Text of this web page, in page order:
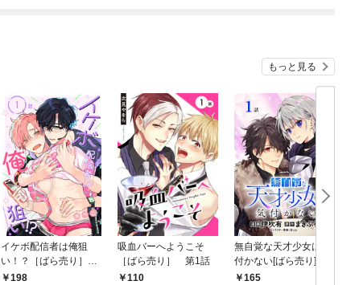
もっと見る
イケボ配信者は俺狙
い！？［ばら売り］
第1話
198
吸血バーへようこそ
［ばら売り］ 第1話
110
無自覚な天才少女は気
付かない[ばら売り]
第1話
165